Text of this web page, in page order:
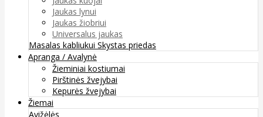
Jaukas lynui
Jaukas žiobriui
Universalus jaukas
Masalas kabliukui Skystas priedas
Apranga / Avalynė
Žieminiai kostiumai
Pirštinės žvejybai
Kepurės žvejybai
Žiemai
Avižėlės